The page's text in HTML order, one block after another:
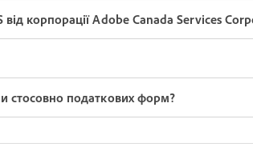
корпорації Adobe Canada Services
стосовно податкових форм?